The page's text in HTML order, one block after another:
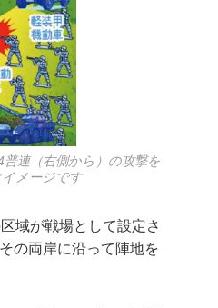
連（右側から）の攻撃を
メージです
域が戦場として設定さ
の両岸に沿って陣地を